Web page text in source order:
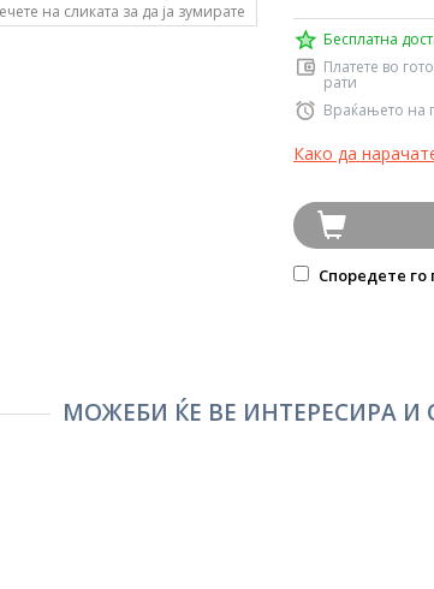
на сликата за да ја зумирате
Бесплатна
Платете во
рати
Враќањето на
Како да
Споредете го
МОЖЕБИ ЌЕ ВЕ ИНТЕРЕСИРА И